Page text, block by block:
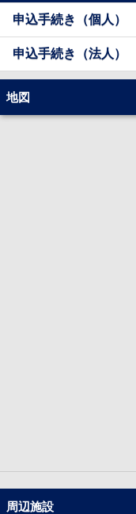
申込手続き（個人）
申込手続き（法人）
地図
周辺施設